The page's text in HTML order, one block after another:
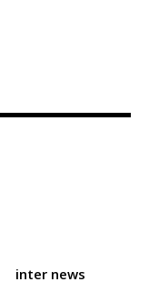
inter news